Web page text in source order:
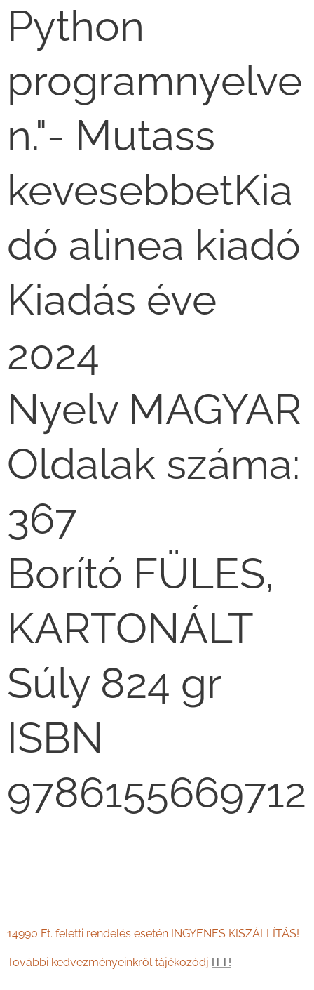
Python
programnyelve
n."- Mutass
kevesebbetKia
dó alinea kiadó
Kiadás éve
2024
Nyelv MAGYAR
Oldalak száma:
367
Borító FÜLES,
KARTONÁLT
Súly 824 gr
ISBN
9786155669712
14990 Ft. feletti rendelés esetén INGYENES KISZÁLLÍTÁS!
További kedvezményeinkről tájékozódj ITT!